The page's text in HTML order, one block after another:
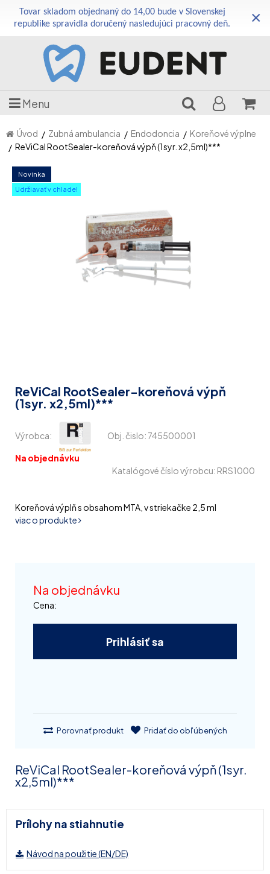
Tovar skladom objednaný do 14,00 bude v Slovenskej
republike spravidla doručený nasledujúci pracovný deň.
×
Menu
Úvod Zubná ambulancia Endodoncia
Koreňové výplne
ReViCal RootSealer-koreňová výpň (1syr. x2,5ml)***
Novinka
Udržiavať v chlade!
ReViCal RootSealer-koreňová výpň
(1syr. x2,5ml)***
Výrobca: Obj. čislo: 745500001
Na objednávku
Katalógové číslo výrobcu: RRS1000
Koreňová výplň s obsahom MTA, v striekačke 2,5 ml
viac o produkte
Na objednávku
Cena:
Prihlásiť sa
Porovnať produkt Pridať do obľúbených
ReViCal RootSealer-koreňová výpň (1syr.
x2,5ml)***
Prílohy na stiahnutie
Návod na použitie (EN/DE)